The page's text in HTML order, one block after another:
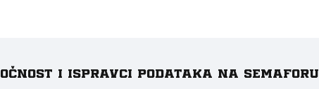
i ispravci podataka na Semaforu